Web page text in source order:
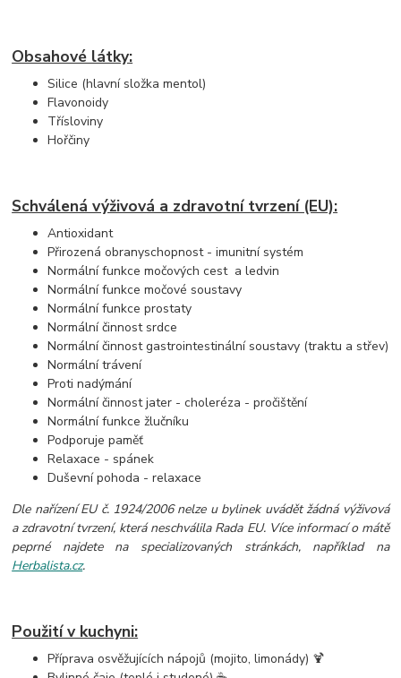
Obsahové látky:
Silice (hlavní složka mentol)
Flavonoidy
Třísloviny
Hořčiny
Schválená výživová a zdravotní tvrzení (EU):
Antioxidant
Přirozená obranyschopnost - imunitní systém
Normální funkce močových cest a ledvin
Normální funkce močové soustavy
Normální funkce prostaty
Normální činnost srdce
Normální činnost gastrointestinální soustavy (traktu a střev)
Normální trávení
Proti nadýmání
Normální činnost jater - choleréza - pročištění
Normální funkce žlučníku
Podporuje paměť
Relaxace - spánek
Duševní pohoda - relaxace
Dle nařízení EU č. 1924/2006 nelze u bylinek uvádět žádná výživová
a zdravotní tvrzení, která neschválila Rada EU. Více informací o mátě
peprné najdete na specializovaných stránkách, například na
Herbalista.cz.
Použití v kuchyni:
Příprava osvěžujících nápojů (mojito, limonády) 🍹